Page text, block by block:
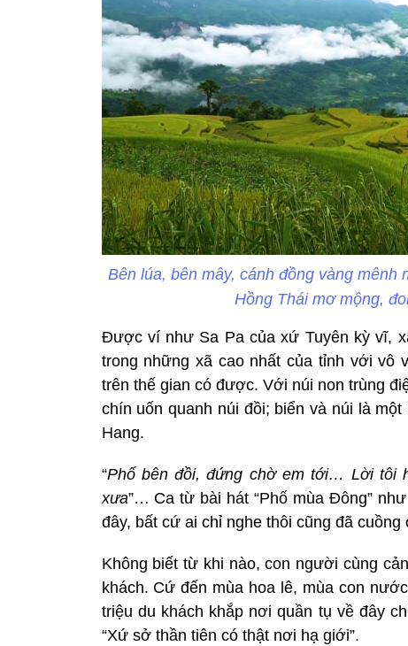
Bên lúa, bên mây, cánh đồng vàng
Hồng Thái mơ mộng,
Được ví như Sa Pa của xứ Tuyên kỳ vĩ,
trong những xã cao nhất của tỉnh với vô
trên thế gian có được. Với núi non trùng
chín uốn quanh núi đồi; biển và núi là
Hang.
“Phố bên đồi, đứng chờ em tới… Lời tôi
xưa”… Ca từ bài hát “Phố mùa Đông”
đây, bất cứ ai chỉ nghe thôi cũng đã cuồng
Không biết từ khi nào, con người cùng
khách. Cứ đến mùa hoa lê, mùa con
triệu du khách khắp nơi quần tụ về đây
“Xứ sở thần tiên có thật nơi hạ giới”.